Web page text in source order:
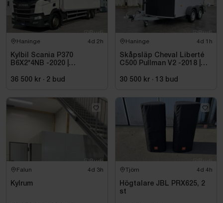
Haninge 4d 2h
Kylbil Scania P370
B6X2*4NB -2020 |
36 500 kr · 2 bud
Haninge 4d 1h
Skåpsläp Cheval Liberté
C500 Pullman V2 -2018 |
30 500 kr · 13 bud
Falun 4d 3h
Kylrum
Tjörn 4d 4h
Högtalare JBL PRX625, 2
st